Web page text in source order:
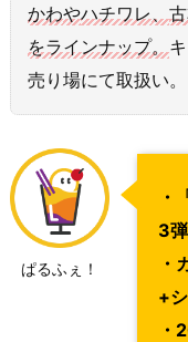
かわやハチワレ、
をラインナップ。
売り場にて取扱い。
ぱるふぇ！
・
3
・
+
・